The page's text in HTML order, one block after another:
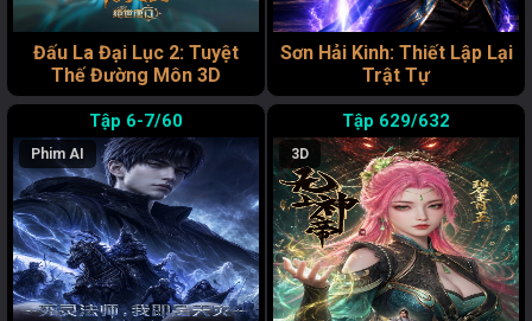
Đấu La Đại Lục 2: Tuyệt
Thế Đường Môn 3D
Sơn Hải Kinh: Thiết Lập Lại
Trật Tự
6-7/60
Phim AI
629/632
3D